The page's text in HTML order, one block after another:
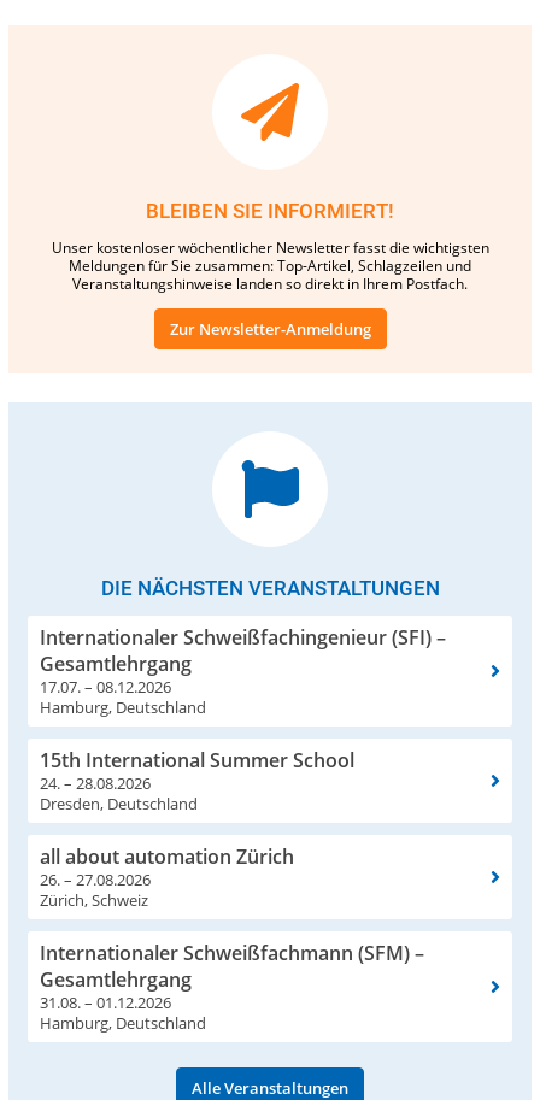
BLEIBEN SIE INFORMIERT!
Unser kostenloser wöchentlicher Newsletter fasst die wichtigsten
Meldungen für Sie zusammen: Top-Artikel, Schlagzeilen und
Veranstaltungshinweise landen so direkt in Ihrem Postfach.
Zur Newsletter-Anmeldung
DIE NÄCHSTEN VERANSTALTUNGEN
Internationaler Schweißfachingenieur (SFI) –
Gesamtlehrgang
17.07. – 08.12.2026
Hamburg, Deutschland
15th International Summer School
24. – 28.08.2026
Dresden, Deutschland
all about automation Zürich
26. – 27.08.2026
Zürich, Schweiz
Internationaler Schweißfachmann (SFM) –
Gesamtlehrgang
31.08. – 01.12.2026
Hamburg, Deutschland
Alle Veranstaltungen